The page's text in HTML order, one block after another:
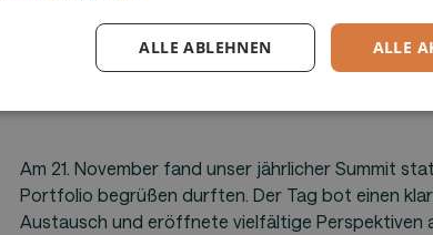
Am 21. November fand unser jährlicher Summit
Portfolio begrüßen durften. Der Tag bot einen
Austausch und eröffnete vielfältige Perspektiven
ALLE
ALLE ABLEHNEN